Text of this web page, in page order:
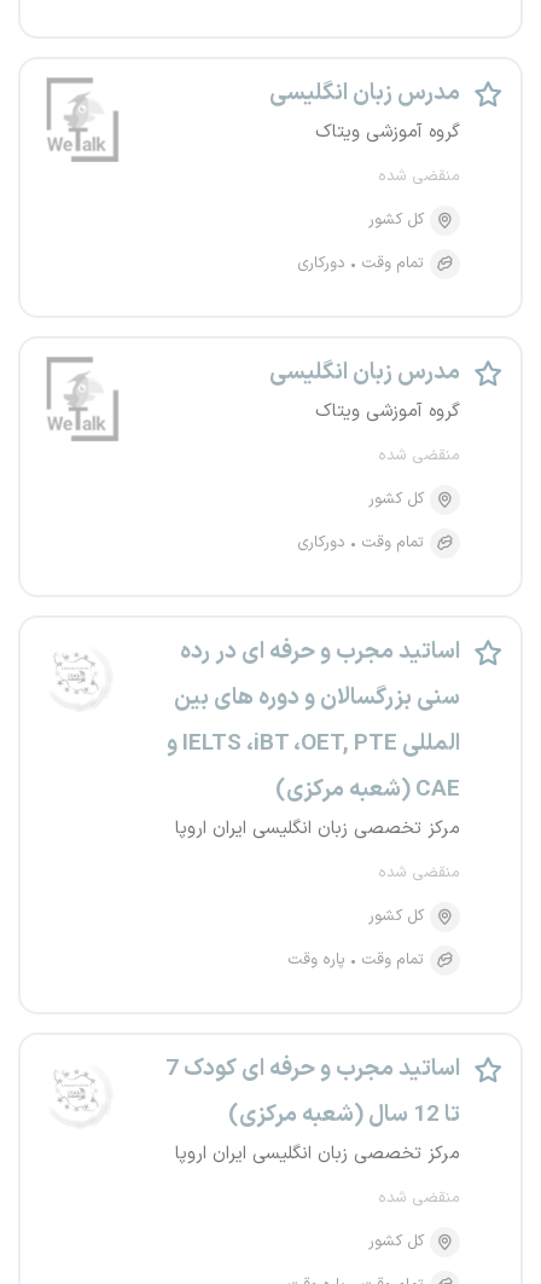
مدرس زبان انگلیسی
گروه آموزشی ویتاک
منقضی شده
کل کشور
تمام وقت
دورکاری
مدرس زبان انگلیسی
گروه آموزشی ویتاک
منقضی شده
کل کشور
تمام وقت
دورکاری
اساتید مجرب و حرفه ای در رده
سنی بزرگسالان و دوره های بین
المللی IELTS ،iBT ،OET, PTE و
CAE (شعبه مرکزی)
مرکز تخصصی زبان انگلیسی ایران اروپا
منقضی شده
کل کشور
تمام وقت
پاره وقت
اساتید مجرب و حرفه ای کودک 7
تا 12 سال (شعبه مرکزی)
مرکز تخصصی زبان انگلیسی ایران اروپا
منقضی شده
کل کشور